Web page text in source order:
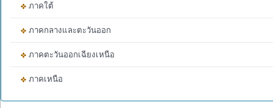
ภาคใต้
ภาคกลางและตะวันออก
ภาคตะวันออกเฉียงเหนือ
ภาคเหนือ